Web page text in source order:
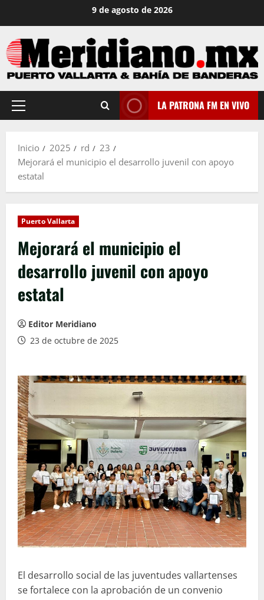
contenido
9 de agosto de 2026
Menú
LA PATRONA FM EN VIVO
Inicio 2025 rd
23
Mejorará el municipio el desarrollo juvenil con apoyo
estatal
Puerto Vallarta
Mejorará el municipio el
desarrollo juvenil con apoyo
estatal
Editor Meridiano
23 de octubre de 2025
El desarrollo social de las juventudes vallartenses
se fortalece con la aprobación de un convenio